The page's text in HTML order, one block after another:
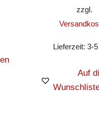
zzgl.
Lieferzeit: 3-5
Auf